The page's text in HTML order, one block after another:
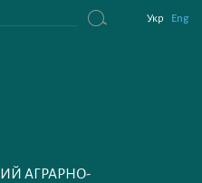
Укр Eng
АГРАРНО-